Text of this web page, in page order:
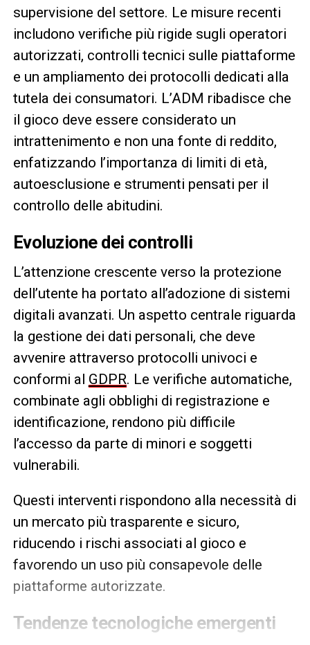
supervisione del settore. Le misure recenti
includono verifiche più rigide sugli operatori
autorizzati, controlli tecnici sulle piattaforme
e un ampliamento dei protocolli dedicati alla
tutela dei consumatori. L’ADM ribadisce che
il gioco deve essere considerato un
intrattenimento e non una fonte di reddito,
enfatizzando l’importanza di limiti di età,
autoesclusione e strumenti pensati per il
controllo delle abitudini.
Evoluzione dei controlli
L’attenzione crescente verso la protezione
dell’utente ha portato all’adozione di sistemi
digitali avanzati. Un aspetto centrale riguarda
la gestione dei dati personali, che deve
avvenire attraverso protocolli univoci e
conformi al GDPR. Le verifiche automatiche,
combinate agli obblighi di registrazione e
identificazione, rendono più difficile
l’accesso da parte di minori e soggetti
vulnerabili.
Questi interventi rispondono alla necessità di
un mercato più trasparente e sicuro,
riducendo i rischi associati al gioco e
favorendo un uso più consapevole delle
piattaforme autorizzate.
Tendenze tecnologiche emergenti